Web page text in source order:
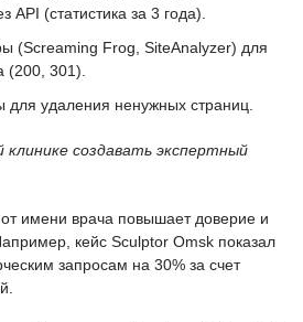
API (статистика за 3 года).
(Screaming Frog, SiteAnalyzer) для
(200, 301).
для удаления ненужных страниц.
создавать экспертный
имени врача повышает доверие и
кейс Sculptor Omsk показал
запросам на 30% за счет